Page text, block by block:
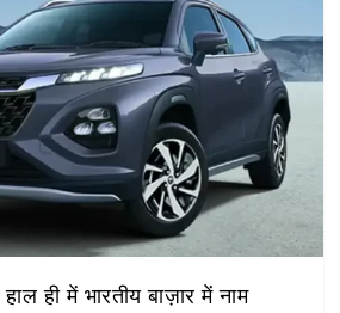
ही में भारतीय बाज़ार में नाम